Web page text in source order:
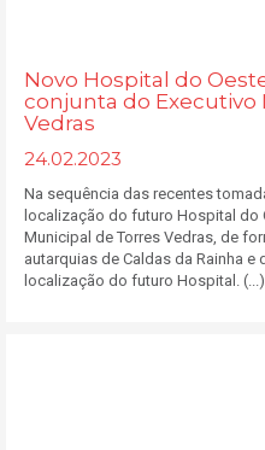
Novo Hospital do
conjunta do Executivo
Vedras
24.02.2023
Na sequência das recentes
localização do futuro Hospital do
Municipal de Torres Vedras, de
autarquias de Caldas da Rainha e
localização do futuro Hospital. (...)